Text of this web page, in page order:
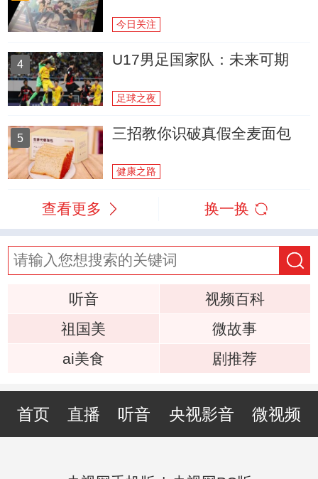
今日关注
4 U17男足国家队：未来可期
足球之夜
5 三招教你识破真假全麦面包
健康之路
查看更多 换一换
听音
视频百科
祖国美
微故事
ai美食
剧推荐
首页 直播 听音 央视影音 微视频